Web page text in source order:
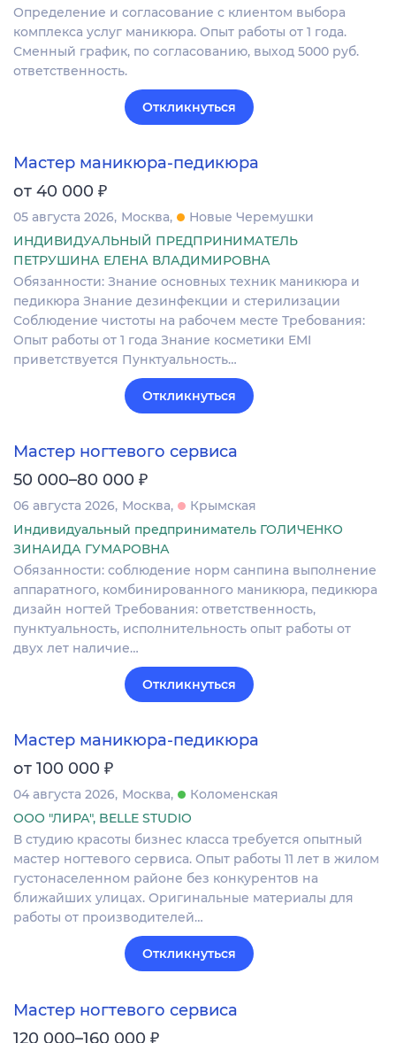
Определение и согласование с клиентом выбора
комплекса услуг маникюра. Опыт работы от 1 года.
Сменный график, по согласованию, выход 5000 руб.
ответственность.
Откликнуться
Мастер маникюра-педикюра
от 40 000 ₽
05 августа 2026 Москва
Новые Черемушки
ИНДИВИДУАЛЬНЫЙ ПРЕДПРИНИМАТЕЛЬ
ПЕТРУШИНА ЕЛЕНА ВЛАДИМИРОВНА
Обязанности: Знание основных техник маникюра и
педикюра Знание дезинфекции и стерилизации
Соблюдение чистоты на рабочем месте Требования:
Опыт работы от 1 года Знание косметики EMI
приветствуется Пунктуальность…
Откликнуться
Мастер ногтевого сервиса
50 000–80 000 ₽
06 августа 2026 Москва
Крымская
Индивидуальный предприниматель ГОЛИЧЕНКО
ЗИНАИДА ГУМАРОВНА
Обязанности: соблюдение норм санпина выполнение
аппаратного, комбинированного маникюра, педикюра
дизайн ногтей Требования: ответственность,
пунктуальность, исполнительность опыт работы от
двух лет наличие…
Откликнуться
Мастер маникюра-педикюра
от 100 000 ₽
04 августа 2026 Москва
Коломенская
ООО "ЛИРА", BELLE STUDIO
В студию красоты бизнес класса требуется опытный
мастер ногтевого сервиса. Опыт работы 11 лет в жилом
густонаселенном районе без конкурентов на
ближайших улицах. Оригинальные материалы для
работы от производителей…
Откликнуться
Мастер ногтевого сервиса
120 000–160 000 ₽